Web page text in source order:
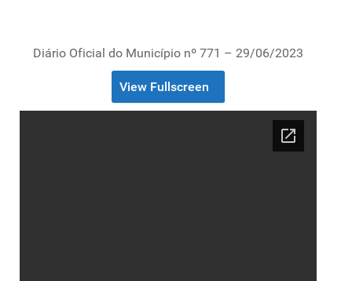
Diário Oficial do Município nº 771 – 29/06/2023
View Fullscreen